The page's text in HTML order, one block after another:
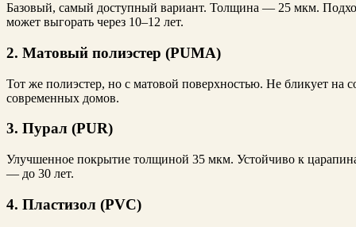
Базовый, самый доступный вариант. Толщина — 25 мкм.
может выгорать через 10–12 лет.
2. Матовый полиэстер (PUMA)
Тот же полиэстер, но с матовой поверхностью. Не бликует
современных домов.
3. Пурал (PUR)
Улучшенное покрытие толщиной 35 мкм. Устойчиво к
— до 30 лет.
4. Пластизол (PVC)